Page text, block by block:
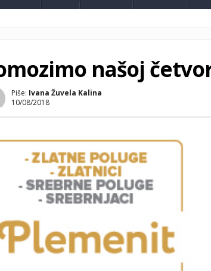
našoj
Piše: Ivana Žuvela Kalina
10/08/2018